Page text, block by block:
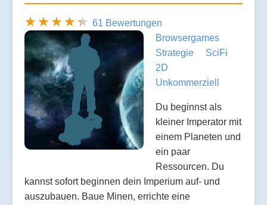
61 Bewertungen
Browsergames
Strategie
SciFi
2D
Unkommerziell
Du beginnst als
kleiner Imperator mit
einem Planeten und
ein paar
Ressourcen. Du
kannst sofort beginnen dein Imperium auf- und
auszubauen. Baue Minen, errichte eine